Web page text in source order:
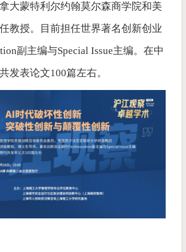
大蒙特利尔约翰莫尔森商学院和美
教授。目前担任世界著名创新创业
副主编与Special Issue主编。在中
发表论文100篇左右。